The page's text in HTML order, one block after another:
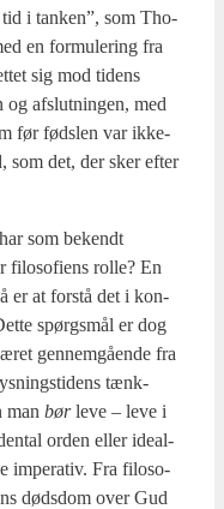
i tan­ken”, som Tho­
en for­mu­le­ring fra
sig mod tidens
og afslut­nin­gen, med
før føds­len var ikke-
som det, der sker efter
som bekendt
filo­so­fi­ens rol­le? En
er at for­stå det i kon­
spørgs­mål er dog
gen­nem­gå­en­de fra
tænk­
man børleve – leve i
orden eller ide­al­
impe­ra­tiv. Fra filo­so­
døds­dom over Gud